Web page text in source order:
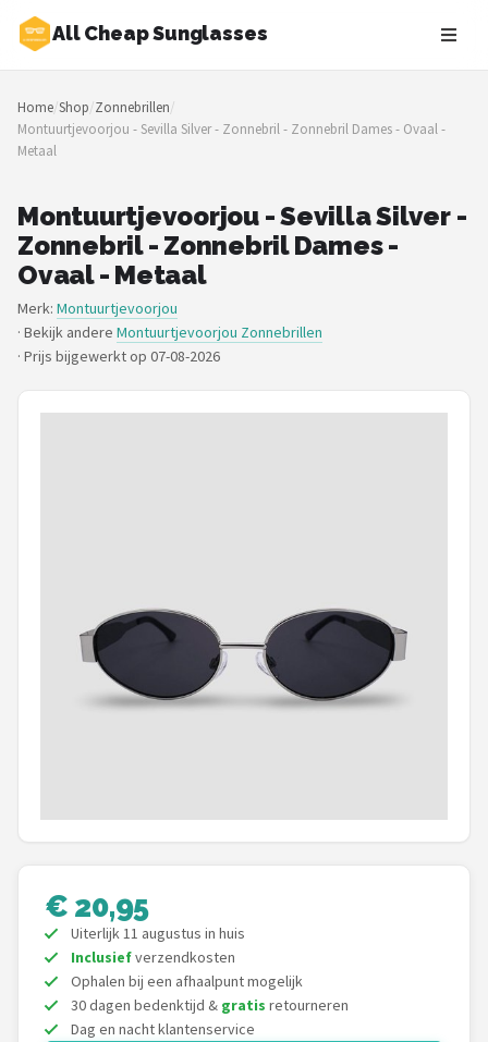
All Cheap Sunglasses
Zoeken
NAVIGATIE
Shop
Merken
Blog
Zonnebrillen
Baby zonnebrillen
Kingseven
Sinner
Guess
Fako Sunglasses®
Serengeti
Alle merken →
Home/Shop/Zonnebrillen/
Montuurtjevoorjou - Sevilla Silver - Zonnebril - Zonnebril Dames - Ovaal -
Metaal
Montuurtjevoorjou - Sevilla Silver -
Zonnebril - Zonnebril Dames -
Ovaal - Metaal
Merk: Montuurtjevoorjou
· Bekijk andere Montuurtjevoorjou Zonnebrillen
· Prijs bijgewerkt op 07-08-2026
€ 20,95
Uiterlijk 11 augustus in huis
Inclusiefverzendkosten
Ophalen bij een afhaalpunt mogelijk
30 dagen bedenktijd & gratis retourneren
Dag en nacht klantenservice